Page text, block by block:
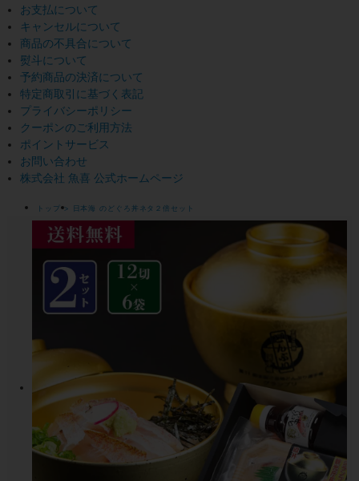
お支払について
キャンセルについて
商品の不具合について
熨斗について
予約商品の決済について
特定商取引に基づく表記
プライバシーポリシー
クーポンのご利用方法
ポイントサービス
お問い合わせ
株式会社 魚喜 公式ホームページ
トップ 日本海 のどぐろ丼ネタ２倍セット